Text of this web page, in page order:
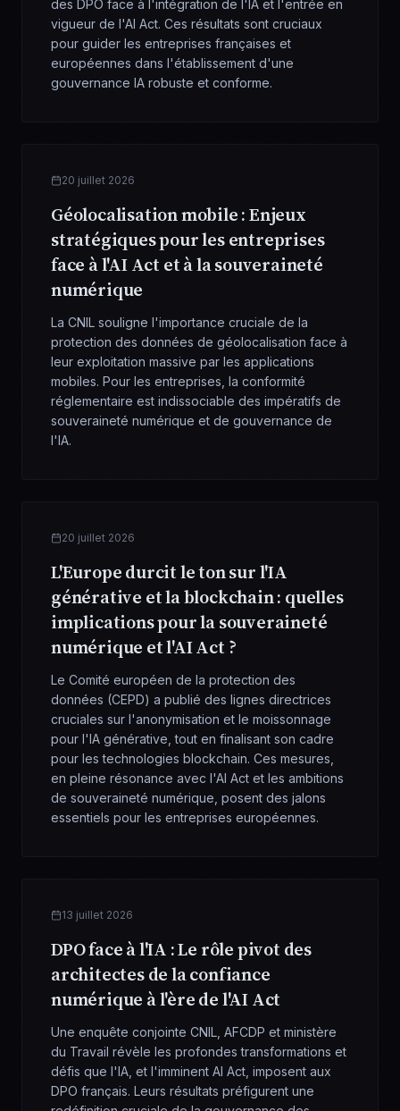
des DPO face à l'intégration de l'IA et l'entrée en
vigueur de l'AI Act. Ces résultats sont cruciaux
pour guider les entreprises françaises et
européennes dans l'établissement d'une
gouvernance IA robuste et conforme.
20 juillet 2026
Géolocalisation mobile : Enjeux
stratégiques pour les entreprises
face à l'AI Act et à la souveraineté
numérique
La CNIL souligne l'importance cruciale de la
protection des données de géolocalisation face à
leur exploitation massive par les applications
mobiles. Pour les entreprises, la conformité
réglementaire est indissociable des impératifs de
souveraineté numérique et de gouvernance de
l'IA.
20 juillet 2026
L'Europe durcit le ton sur l'IA
générative et la blockchain : quelles
implications pour la souveraineté
numérique et l'AI Act ?
Le Comité européen de la protection des
données (CEPD) a publié des lignes directrices
cruciales sur l'anonymisation et le moissonnage
pour l'IA générative, tout en finalisant son cadre
pour les technologies blockchain. Ces mesures,
en pleine résonance avec l'AI Act et les ambitions
de souveraineté numérique, posent des jalons
essentiels pour les entreprises européennes.
13 juillet 2026
DPO face à l'IA : Le rôle pivot des
architectes de la confiance
numérique à l'ère de l'AI Act
Une enquête conjointe CNIL, AFCDP et ministère
du Travail révèle les profondes transformations et
défis que l'IA, et l'imminent AI Act, imposent aux
DPO français. Leurs résultats préfigurent une